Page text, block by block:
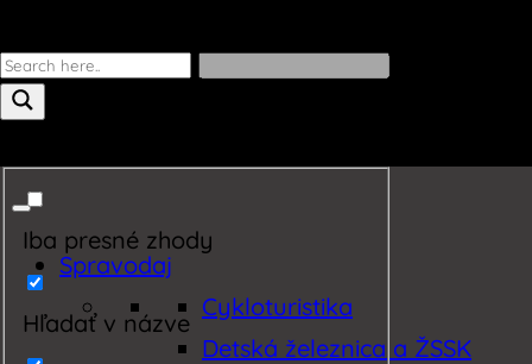
Iba presné zhody
Hľadať v názve
Spravodaj
Cykloturistika
Detská železnica a ŽSSK